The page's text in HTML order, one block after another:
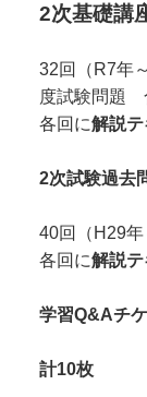
2次基礎講
32回（R7年
度試験問題
各回に解説テ
2次試験過去
40回（H29年
各回に解説テ
学習Q&Aチ
計10枚